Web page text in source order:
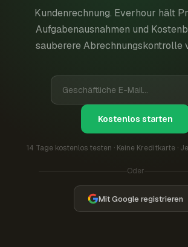
Kundenrechnung. Everhour hält
Aufgabenausnahmen und
sauberere Abrechnungskontrolle
Kostenlos starten
14 Tage kostenlos testen · Keine Kreditkarte ·
Oder
Mit Google registrieren